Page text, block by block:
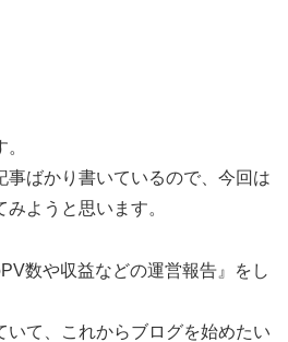
事ばかり書いているので、今回は
ようと思います。
数や収益などの運営報告』をし
いて、これからブログを始めたい